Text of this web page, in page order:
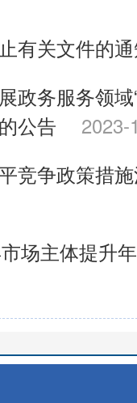
有关文件的
政务服务领域
公告
2023-
竞争政策措
场主体提升